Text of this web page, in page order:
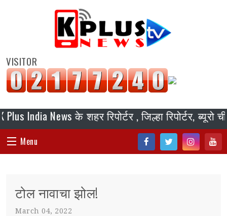
VISITOR
News के शहर रिपोर्टर , जिल्हा रिपोर्टर, ब्यूरो
Menu
संपादकीय
टोल नावाचा झोल!
March 04, 2022